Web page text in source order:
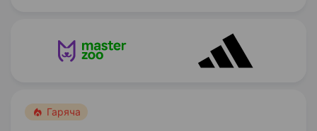
Гаряча